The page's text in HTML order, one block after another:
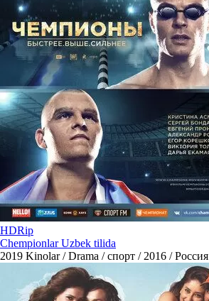
HDRip
Chempionlar Uzbek tilida
2019 Kinolar / Drama / спорт / 2016 / Россия